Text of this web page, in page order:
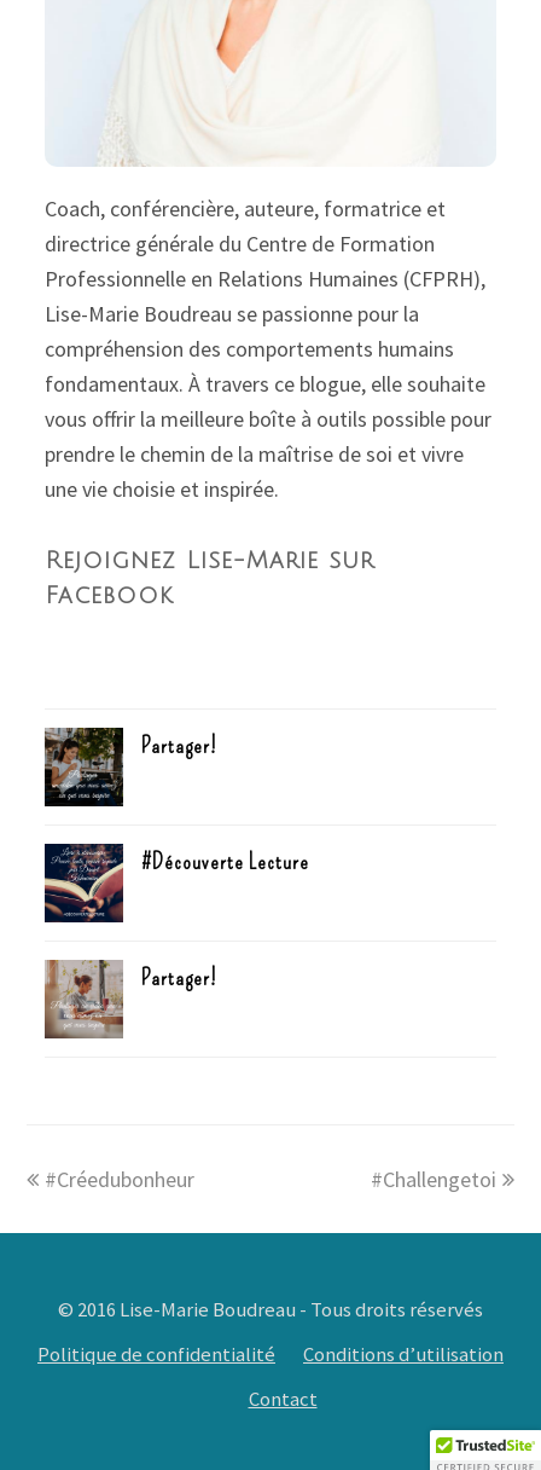
Coach, conférencière, auteure, formatrice et
directrice générale du Centre de Formation
Professionnelle en Relations Humaines (CFPRH),
Lise-Marie Boudreau se passionne pour la
compréhension des comportements humains
fondamentaux. À travers ce blogue, elle souhaite
vous offrir la meilleure boîte à outils possible pour
prendre le chemin de la maîtrise de soi et vivre
une vie choisie et inspirée.
Rejoignez Lise-Marie sur
Facebook
Partager!
#Découverte Lecture
Partager!
#Créedubonheur #Challengetoi
© 2016 Lise-Marie Boudreau - Tous droits réservés
Politique de confidentialité
Conditions d’utilisation
Contact